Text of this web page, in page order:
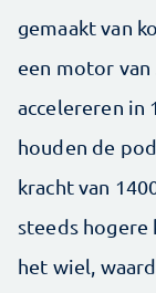
gemaakt van
een motor van
accelereren in
houden de
kracht van
steeds
het wiel,